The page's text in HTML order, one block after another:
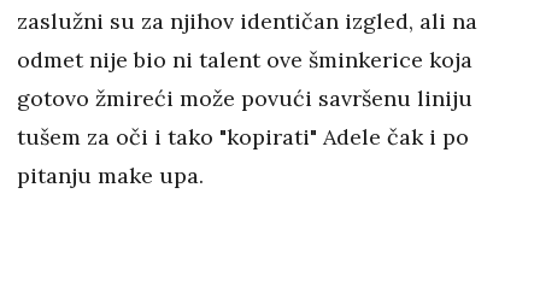
zaslužni su za njihov identičan izgled, ali na
odmet nije bio ni talent ove šminkerice koja
gotovo žmireći može povući savršenu liniju
tušem za oči i tako "kopirati" Adele čak i po
pitanju make upa.